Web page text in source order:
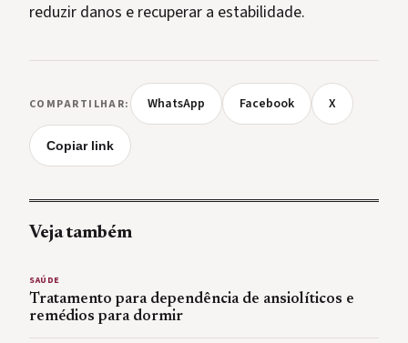
reduzir danos e recuperar a estabilidade.
COMPARTILHAR: WhatsApp Facebook X
Copiar link
Veja também
SAÚDE
Tratamento para dependência de ansiolíticos e
remédios para dormir